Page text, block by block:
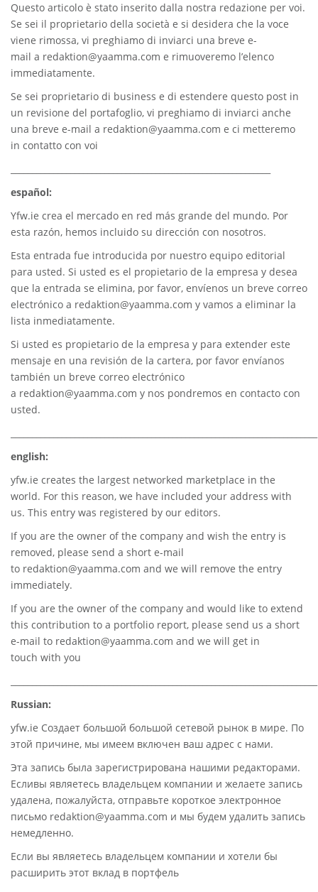
Questo articolo è stato inserito dalla nostra redazione per voi.
Se sei il proprietario della società e si desidera che la voce
viene rimossa, vi preghiamo di inviarci una breve e-
mail a redaktion@yaamma.com e rimuoveremo l’elenco
immediatamente.
Se sei proprietario di business e di estendere questo post in
un revisione del portafoglio, vi preghiamo di inviarci anche
una breve e-mail a redaktion@yaamma.com e ci metteremo
in contatto con voi
español:
Yfw.ie crea el mercado en red más grande del mundo. Por
esta razón, hemos incluido su dirección con nosotros.
Esta entrada fue introducida por nuestro equipo editorial
para usted. Si usted es el propietario de la empresa y desea
que la entrada se elimina, por favor, envíenos un breve correo
electrónico a redaktion@yaamma.com y vamos a eliminar la
lista inmediatamente.
Si usted es propietario de la empresa y para extender este
mensaje en una revisión de la cartera, por favor envíanos
también un breve correo electrónico
a redaktion@yaamma.com y nos pondremos en contacto con
usted.
english:
yfw.ie creates the largest networked marketplace in the
world. For this reason, we have included your address with
us. This entry was registered by our editors.
If you are the owner of the company and wish the entry is
removed, please send a short e-mail
to redaktion@yaamma.com and we will remove the entry
immediately.
If you are the owner of the company and would like to extend
this contribution to a portfolio report, please send us a short
e-mail to redaktion@yaamma.com and we will get in
touch with you
Russian:
yfw.ie Создает большой большой сетевой рынок в мире. По
этой причине, мы имеем включен ваш адрес с нами.
Эта запись была зарегистрирована нашими редакторами.
Есливы являетесь владельцем компании и желаете запись
удалена, пожалуйста, отправьте короткое электронное
письмо redaktion@yaamma.com и мы будем удалить запись
немедленно.
Если вы являетесь владельцем компании и хотели бы
расширить этот вклад в портфель